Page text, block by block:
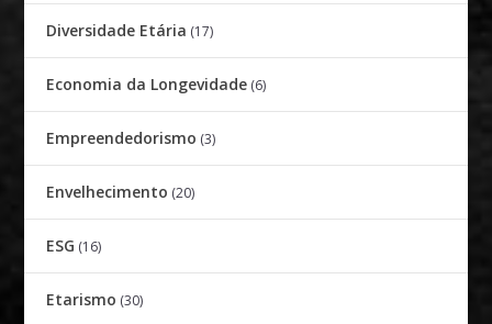
Diversidade Etária (17)
Economia da Longevidade (6)
Empreendedorismo (3)
Envelhecimento (20)
ESG (16)
Etarismo (30)